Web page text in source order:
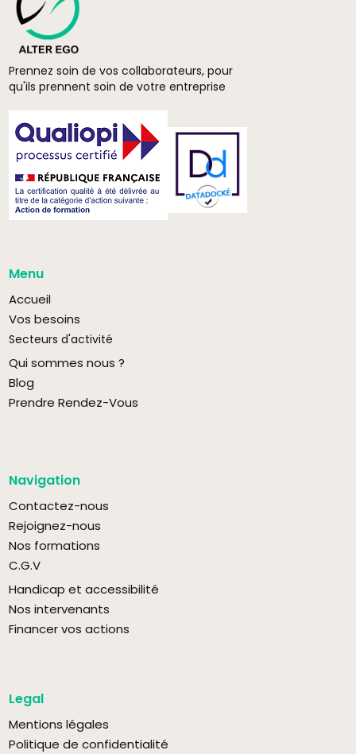
Prennez soin de vos collaborateurs, pour
qu'ils prennent soin de votre entreprise
Menu
Accueil
Vos besoins
Secteurs d'activité
Qui sommes nous ?
Blog
Prendre Rendez-Vous
Navigation
Contactez-nous
Rejoignez-nous
Nos formations
C.G.V
Handicap et accessibilité
Nos intervenants
Financer vos actions
Legal
Mentions légales
Politique de confidentialité